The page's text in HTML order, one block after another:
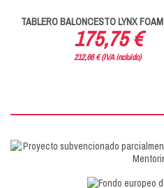
TABLERO BALONCESTO LYNX FOAM
175,75 €
212,66 € (IVA incluido)